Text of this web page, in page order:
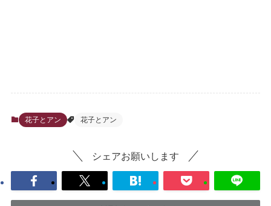
花子とアン 花子とアン
シェアお願いします